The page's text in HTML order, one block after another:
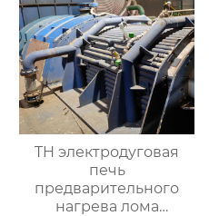
TH электродуговая
печь
предварительного
нагрева лома